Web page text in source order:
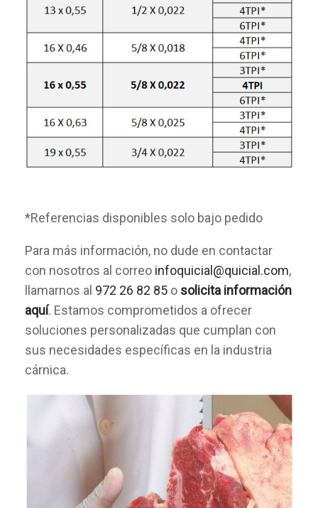
*Referencias disponibles solo bajo pedido
Para más información, no dude en contactar
con nosotros al correo infoquicial@quicial.com,
llamarnos al 972 26 82 85 o solicita información
aquí. Estamos comprometidos a ofrecer
soluciones personalizadas que cumplan con
sus necesidades específicas en la industria
cárnica.